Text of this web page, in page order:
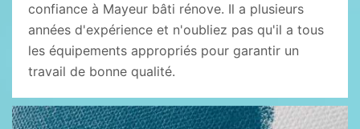
confiance à Mayeur bâti rénove. Il a plusieurs
années d'expérience et n'oubliez pas qu'il a tous
les équipements appropriés pour garantir un
travail de bonne qualité.